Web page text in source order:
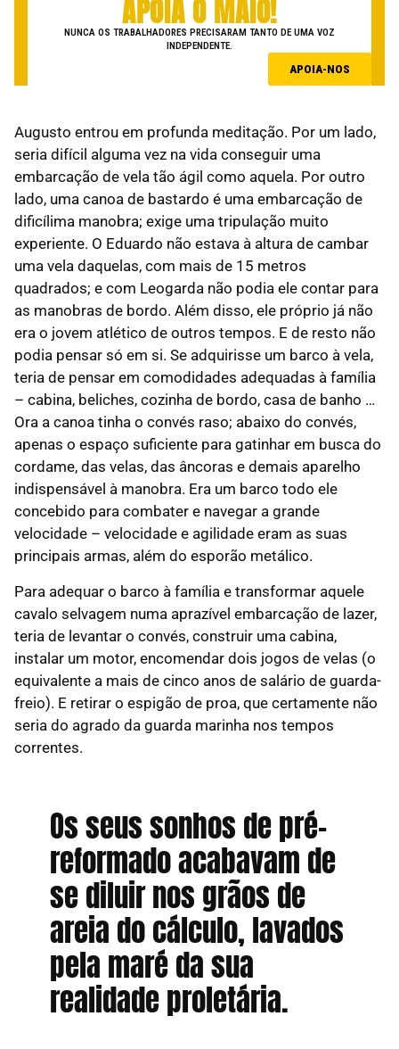
APOIA O MAIO!
NUNCA OS TRABALHADORES PRECISARAM TANTO DE UMA VOZ
INDEPENDENTE.
APOIA-NOS
Augusto entrou em profunda meditação. Por um lado,
seria difícil alguma vez na vida conseguir uma
embarcação de vela tão ágil como aquela. Por outro
lado, uma canoa de bastardo é uma embarcação de
dificílima manobra; exige uma tripulação muito
experiente. O Eduardo não estava à altura de cambar
uma vela daquelas, com mais de 15 metros
quadrados; e com Leogarda não podia ele contar para
as manobras de bordo. Além disso, ele próprio já não
era o jovem atlético de outros tempos. E de resto não
podia pensar só em si. Se adquirisse um barco à vela,
teria de pensar em comodidades adequadas à família
– cabina, beliches, cozinha de bordo, casa de banho …
Ora a canoa tinha o convés raso; abaixo do convés,
apenas o espaço suficiente para gatinhar em busca do
cordame, das velas, das âncoras e demais aparelho
indispensável à manobra. Era um barco todo ele
concebido para combater e navegar a grande
velocidade – velocidade e agilidade eram as suas
principais armas, além do esporão metálico.
Para adequar o barco à família e transformar aquele
cavalo selvagem numa aprazível embarcação de lazer,
teria de levantar o convés, construir uma cabina,
instalar um motor, encomendar dois jogos de velas (o
equivalente a mais de cinco anos de salário de guarda-
freio). E retirar o espigão de proa, que certamente não
seria do agrado da guarda marinha nos tempos
correntes.
Os seus sonhos de pré-
reformado acabavam de
se diluir nos grãos de
areia do cálculo, lavados
pela maré da sua
realidade proletária.